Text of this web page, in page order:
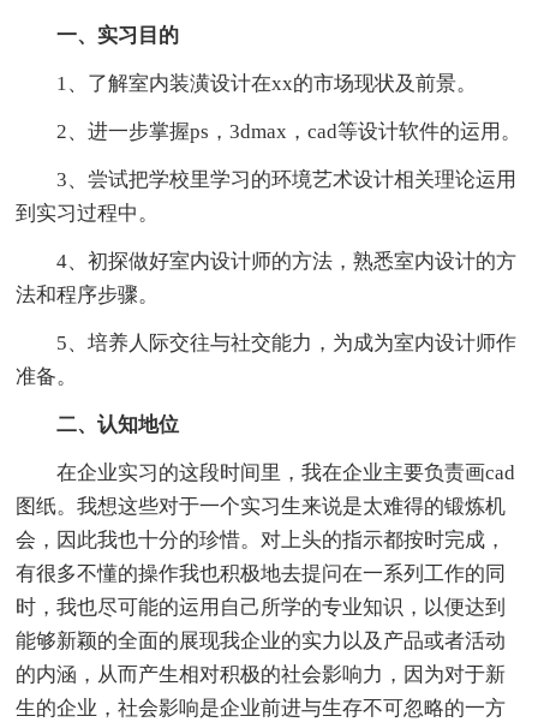
一、实习目的
1、了解室内装潢设计在xx的市场现状及前景。
2、进一步掌握ps，3dmax，cad等设计软件的运用。
3、尝试把学校里学习的环境艺术设计相关理论运用
到实习过程中。
4、初探做好室内设计师的方法，熟悉室内设计的方
法和程序步骤。
5、培养人际交往与社交能力，为成为室内设计师作
准备。
二、认知地位
在企业实习的这段时间里，我在企业主要负责画cad
图纸。我想这些对于一个实习生来说是太难得的锻炼机
会，因此我也十分的珍惜。对上头的指示都按时完成，
有很多不懂的操作我也积极地去提问在一系列工作的同
时，我也尽可能的运用自己所学的专业知识，以便达到
能够新颖的全面的展现我企业的实力以及产品或者活动
的内涵，从而产生相对积极的社会影响力，因为对于新
生的企业，社会影响是企业前进与生存不可忽略的一方